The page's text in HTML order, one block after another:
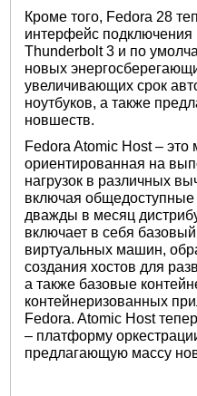
Кроме того, Fedora 28
интерфейс подключения
Thunderbolt 3 и по
новых
увеличивающих срок
ноутбуков, а также
новшеств.
Fedora Atomic Host –
ориентированная на
нагрузок в различных
включая
дважды в месяц
включает в себя
виртуальных машин,
создания хостов для
а также базовые
контейнеризованных
Fedora. Atomic Host
– платформу
предлагающую массу